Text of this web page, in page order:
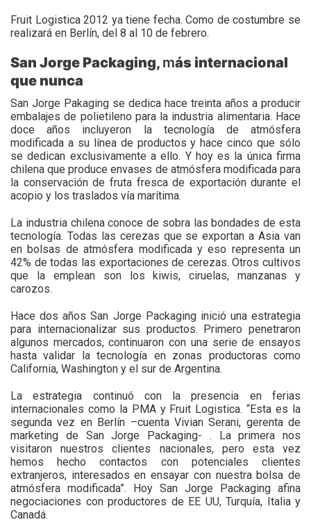
Fruit Logistica 2012 ya tiene fecha. Como de costumbre se
realizará en Berlín, del 8 al 10 de febrero.
San Jorge Packaging, más internacional
que nunca
San Jorge Pakaging se dedica hace treinta años a producir
embalajes de polietileno para la industria alimentaria. Hace
doce años incluyeron la tecnología de atmósfera
modificada a su línea de productos y hace cinco que sólo
se dedican exclusivamente a ello. Y hoy es la única firma
chilena que produce envases de atmósfera modificada para
la conservación de fruta fresca de exportación durante el
acopio y los traslados vía marítima.
La industria chilena conoce de sobra las bondades de esta
tecnología. Todas las cerezas que se exportan a Asia van
en bolsas de atmósfera modificada y eso representa un
42% de todas las exportaciones de cerezas. Otros cultivos
que la emplean son los kiwis, ciruelas, manzanas y
carozos.
Hace dos años San Jorge Packaging inició una estrategia
para internacionalizar sus productos. Primero penetraron
algunos mercados, continuaron con una serie de ensayos
hasta validar la tecnología en zonas productoras como
California, Washington y el sur de Argentina.
La estrategia continuó con la presencia en ferias
internacionales como la PMA y Fruit Logistica. “Esta es la
segunda vez en Berlín –cuenta Vivian Serani, gerenta de
marketing de San Jorge Packaging- . La primera nos
visitaron nuestros clientes nacionales, pero esta vez
hemos hecho contactos con potenciales clientes
extranjeros, interesados en ensayar con nuestra bolsa de
atmósfera modificada”. Hoy San Jorge Packaging afina
negociaciones con productores de EE UU, Turquía, Italia y
Canadá.